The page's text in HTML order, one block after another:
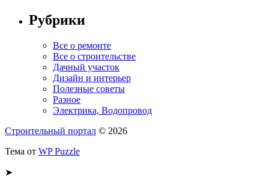
Рубрики
Все о ремонте
Все о строительстве
Дачный участок
Дизайн и интерьер
Полезные советы
Разное
Электрика, Водопровод
Строительный портал © 2026
Тема от WP Puzzle
➤